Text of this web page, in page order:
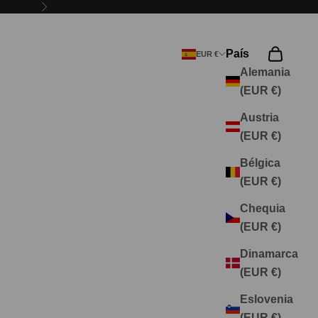
Siguiente
EUR €
País
Alemania
(EUR €)
Austria
(EUR €)
Bélgica
(EUR €)
Chequia
(EUR €)
Dinamarca
(EUR €)
Eslovenia
Buscar
Cesta